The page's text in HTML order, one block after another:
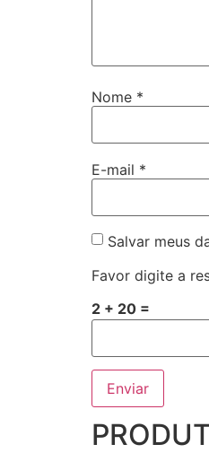
Nome *
E-mail *
Salvar meus
Favor digite a
2 + 20 =